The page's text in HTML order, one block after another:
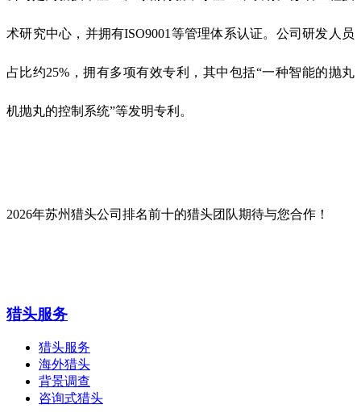
术研究中心，并拥有ISO9001等管理体系认证。公司研发人员
占比约25%，拥有多项有效专利，其中包括“一种智能的抛丸
机抛丸的控制系统”等发明专利。
2026年苏州猎头公司排名前十的猎头团队期待与您合作！
猎头服务
猎头服务
海外猎头
背景调查
咨询式猎头